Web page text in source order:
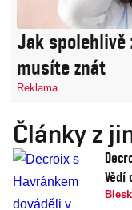
Jak spolehlivě
musíte znát
Reklama
Články z
Vědí